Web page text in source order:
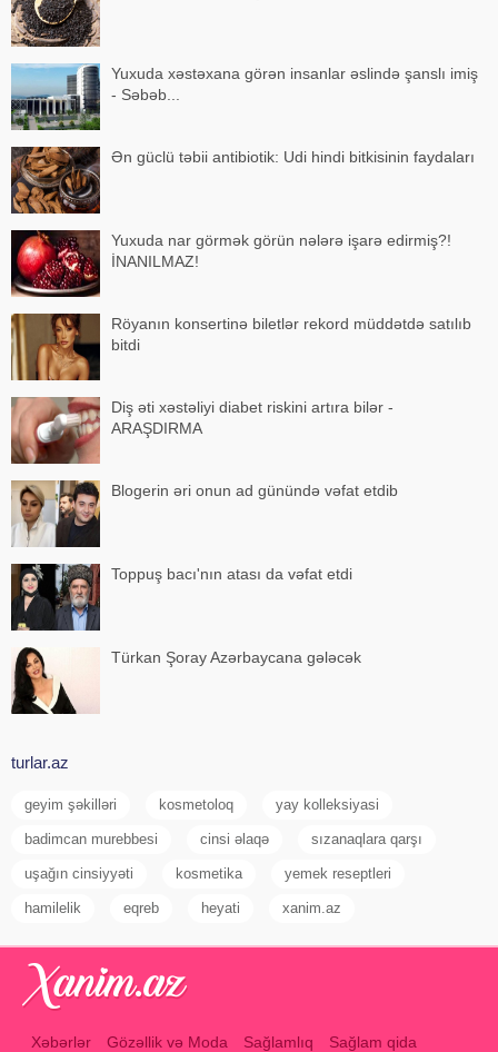
Yuxuda xəstəxana görən insanlar əslində şanslı imiş
- Səbəb...
Ən güclü təbii antibiotik: Udi hindi bitkisinin faydaları
Yuxuda nar görmək görün nələrə işarə edirmiş?!
İNANILMAZ!
Röyanın konsertinə biletlər rekord müddətdə satılıb
bitdi
Diş əti xəstəliyi diabet riskini artıra bilər -
ARAŞDIRMA
Blogerin əri onun ad günündə vəfat etdib
Toppuş bacı'nın atası da vəfat etdi
Türkan Şoray Azərbaycana gələcək
turlar.az
geyim şəkilləri kosmetoloq yay kolleksiyasi
badimcan murebbesi cinsi əlaqə sızanaqlara qarşı
uşağın cinsiyyəti kosmetika yemek reseptleri
hamilelik eqreb heyati xanim.az
Xəbərlər Gözəllik və Moda Sağlamlıq
Sağlam qida